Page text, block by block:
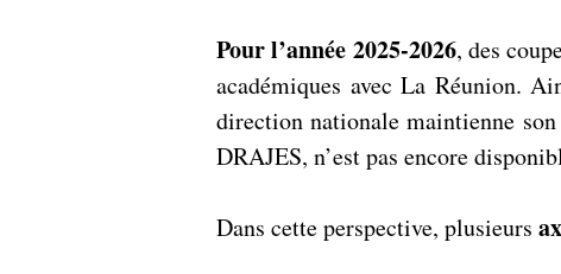
Pour l’année 2025-2026, des
académiques avec La Réunion.
direction nationale maintienne
DRAJES, n’est pas encore
Dans cette perspective, plusieurs